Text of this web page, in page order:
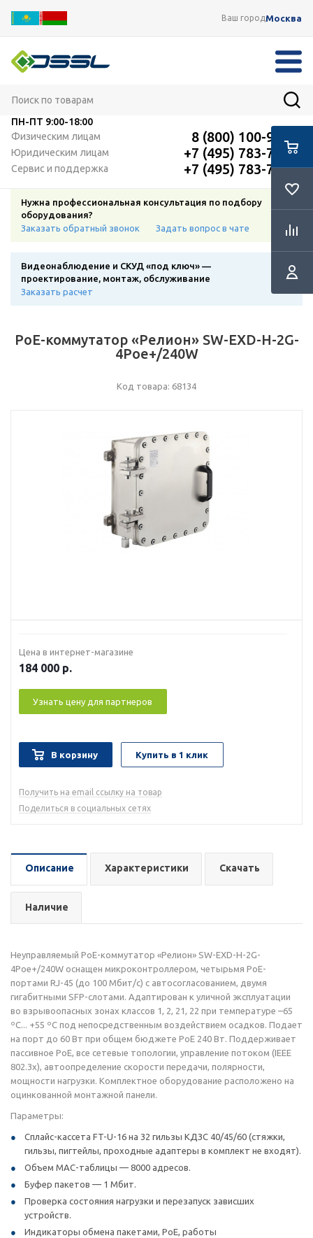
Ваш городМосква
ПН-ПТ 9:00-18:00
Физическим лицам
8 (800) 100-91-12
Юридическим лицам +7 (495) 783-72-87
Сервис и поддержка +7 (495) 783-72-87
Нужна профессиональная консультация по подбору
оборудования?
Заказать обратный звонок
Задать вопрос в чате
Видеонаблюдение и СКУД «под ключ» —
проектирование, монтаж, обслуживание
Заказать расчет
РоЕ-коммутатор «Релион» SW-EXD-Н-2G-
4Poe+/240W
Код товара: 68134
Цена в интернет-магазине
184 000 р.
Узнать цену для партнеров
В корзину Купить в 1 клик
Получить на email ссылку на товар
Поделиться в социальных сетях
Описание Характеристики Скачать
Наличие
Неуправляемый РоЕ-коммутатор «Релион» SW-EXD-Н-2G-
4Poe+/240W оснащен микроконтроллером, четырьмя РоЕ-
портами RJ-45 (до 100 Мбит/с) с автосогласованием, двумя
гигабитными SFP-слотами. Адаптирован к уличной эксплуатации
во взрывоопасных зонах классов 1, 2, 21, 22 при температуре –65
ºC... +55 ºC под непосредственным воздействием осадков. Подает
на порт до 60 Вт при общем бюджете PoE 240 Вт. Поддерживает
пассивное PoE, все сетевые топологии, управление потоком (IEEE
802.3x), автоопределение скорости передачи, полярности,
мощности нагрузки. Комплектное оборудование расположено на
оцинкованной монтажной панели.
Параметры:
Сплайс-кассета FT-U-16 на 32 гильзы КДЗС 40/45/60 (стяжки,
гильзы, пигтейлы, проходные адаптеры в комплект не входят).
Объем МАС-таблицы — 8000 адресов.
Буфер пакетов — 1 Мбит.
Проверка состояния нагрузки и перезапуск зависших
устройств.
Индикаторы обмена пакетами, PoE, работы